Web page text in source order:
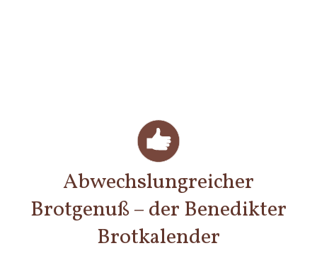
Abwechslungreicher
Brotgenuß – der Benedikter
Brotkalender